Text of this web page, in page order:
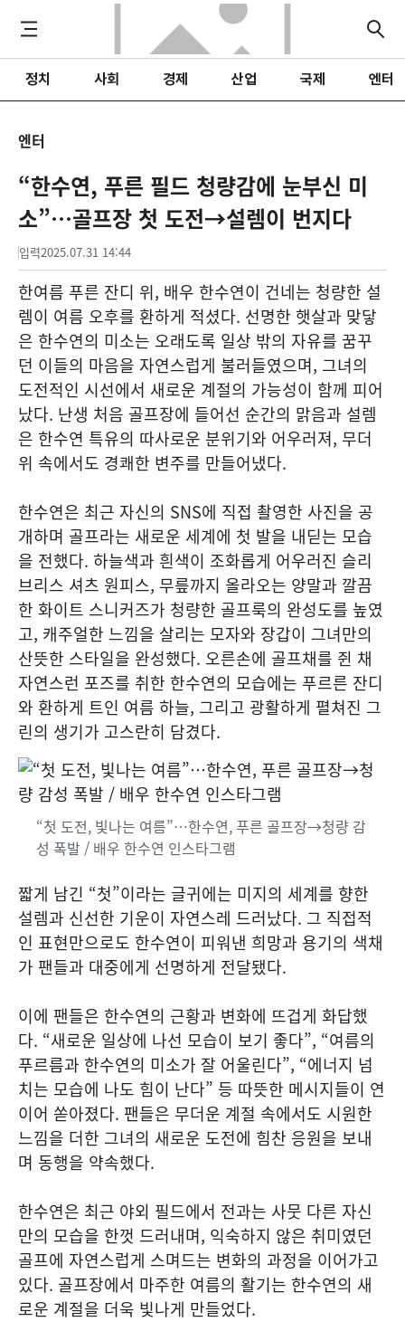
정치 사회 경제 산업 국제 엔터
엔터
“한수연, 푸른 필드 청량감에 눈부신 미
소”…골프장 첫 도전→설렘이 번지다
입력2025.07.31 14:44
한여름 푸른 잔디 위, 배우 한수연이 건네는 청량한 설
렘이 여름 오후를 환하게 적셨다. 선명한 햇살과 맞닿
은 한수연의 미소는 오래도록 일상 밖의 자유를 꿈꾸
던 이들의 마음을 자연스럽게 불러들였으며, 그녀의
도전적인 시선에서 새로운 계절의 가능성이 함께 피어
났다. 난생 처음 골프장에 들어선 순간의 맑음과 설렘
은 한수연 특유의 따사로운 분위기와 어우러져, 무더
위 속에서도 경쾌한 변주를 만들어냈다.
한수연은 최근 자신의 SNS에 직접 촬영한 사진을 공
개하며 골프라는 새로운 세계에 첫 발을 내딛는 모습
을 전했다. 하늘색과 흰색이 조화롭게 어우러진 슬리
브리스 셔츠 원피스, 무릎까지 올라오는 양말과 깔끔
한 화이트 스니커즈가 청량한 골프룩의 완성도를 높였
고, 캐주얼한 느낌을 살리는 모자와 장갑이 그녀만의
산뜻한 스타일을 완성했다. 오른손에 골프채를 쥔 채
자연스런 포즈를 취한 한수연의 모습에는 푸르른 잔디
와 환하게 트인 여름 하늘, 그리고 광활하게 펼쳐진 그
린의 생기가 고스란히 담겼다.
“첫 도전, 빛나는 여름”…한수연, 푸른 골프장→청량 감
성 폭발 / 배우 한수연 인스타그램
짧게 남긴 “첫”이라는 글귀에는 미지의 세계를 향한
설렘과 신선한 기운이 자연스레 드러났다. 그 직접적
인 표현만으로도 한수연이 피워낸 희망과 용기의 색채
가 팬들과 대중에게 선명하게 전달됐다.
이에 팬들은 한수연의 근황과 변화에 뜨겁게 화답했
다. “새로운 일상에 나선 모습이 보기 좋다”, “여름의
푸르름과 한수연의 미소가 잘 어울린다”, “에너지 넘
치는 모습에 나도 힘이 난다” 등 따뜻한 메시지들이 연
이어 쏟아졌다. 팬들은 무더운 계절 속에서도 시원한
느낌을 더한 그녀의 새로운 도전에 힘찬 응원을 보내
며 동행을 약속했다.
한수연은 최근 야외 필드에서 전과는 사뭇 다른 자신
만의 모습을 한껏 드러내며, 익숙하지 않은 취미였던
골프에 자연스럽게 스며드는 변화의 과정을 이어가고
있다. 골프장에서 마주한 여름의 활기는 한수연의 새
로운 계절을 더욱 빛나게 만들었다.